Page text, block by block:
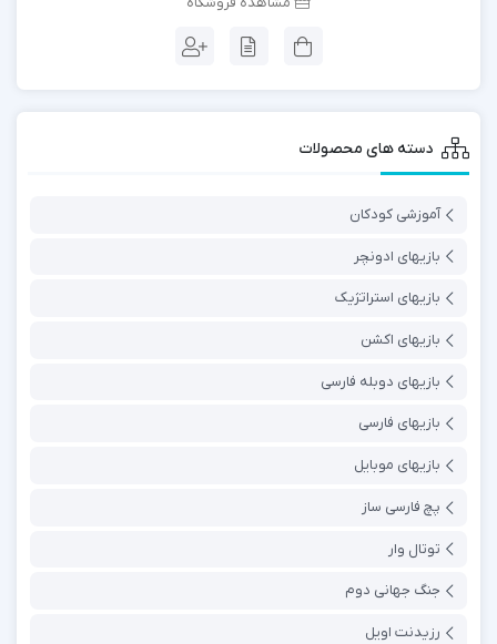
دسته های محصولات
آموزشی کودکان
بازیهای ادونچر
بازیهای استراتژیک
بازیهای اکشن
بازیهای دوبله فارسی
بازیهای فارسی
بازیهای موبایل
پچ فارسی ساز
توتال وار
جنگ جهانی دوم
رزیدنت اویل